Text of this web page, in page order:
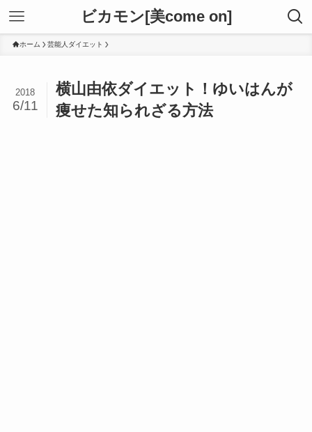
ビカモン[美come on]
ホーム 芸能人ダイエット
横山由依ダイエット！ゆいはんが
痩せた知られざる方法
2018
6/11